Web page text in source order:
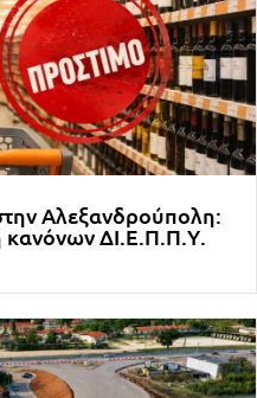
Αλεξανδρούπολη:
κανόνων ΔΙ.Ε.Π.Π.Υ.